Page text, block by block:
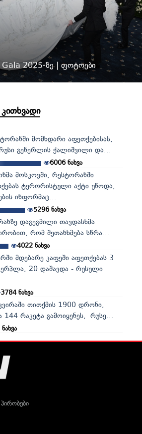
Gala 2025-ზე | ფოტოები
მომხდარი აფეთქებისას,
გენერლის ქალიშვილი და...
6006ნახვა
მოსკოვში, რესტორანში
ტერორისტული აქტი უწოდა,
ინფორმაც...
5296ნახვა
დაგეგმილი თავდასხმა
რომ შეთანხმება სწრა...
4022ნახვა
მდებარე კაფეში აფეთქებას 3
20 დაშავდა - რუსული
3784ნახვა
თითქმის 1900 დრონი,
144 რაკეტა გამოიყენეს, რუსე...
ნახვა